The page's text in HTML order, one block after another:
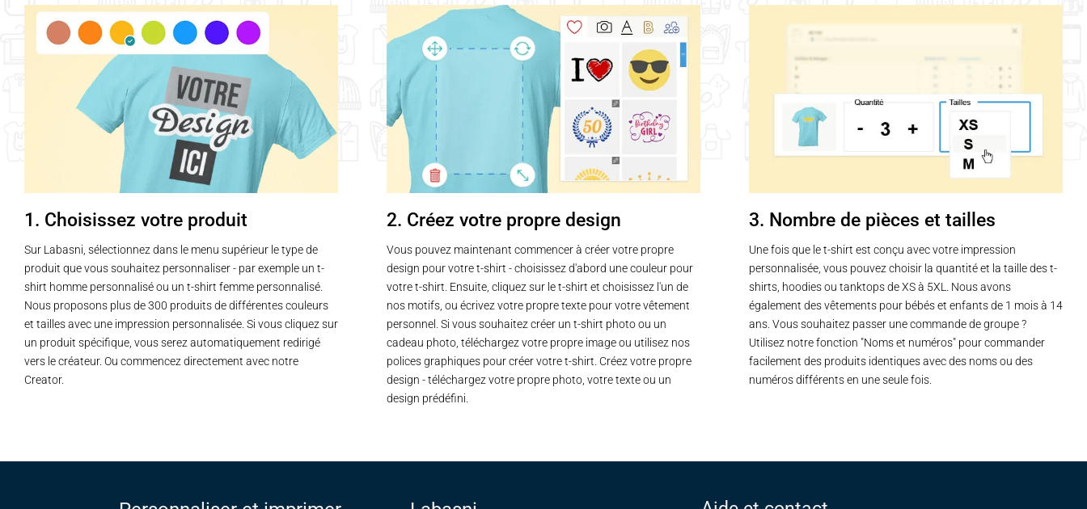
1. Choisissez votre produit
Sur Labasni, sélectionnez dans le menu supérieur le type de
produit que vous souhaitez personnaliser - par exemple un t-
shirt homme personnalisé ou un t-shirt femme personnalisé.
Nous proposons plus de 300 produits de différentes couleurs
et tailles avec une impression personnalisée. Si vous cliquez sur
un produit spécifique, vous serez automatiquement redirigé
vers le créateur. Ou commencez directement avec notre
Creator.
2. Créez votre propre design
Vous pouvez maintenant commencer à créer votre propre
design pour votre t-shirt - choisissez d'abord une couleur pour
votre t-shirt. Ensuite, cliquez sur le t-shirt et choisissez l'un de
nos motifs, ou écrivez votre propre texte pour votre vêtement
personnel. Si vous souhaitez créer un t-shirt photo ou un
cadeau photo, téléchargez votre propre image ou utilisez nos
polices graphiques pour créer votre t-shirt. Créez votre propre
design - téléchargez votre propre photo, votre texte ou un
design prédéfini.
3. Nombre de pièces et tailles
Une fois que le t-shirt est conçu avec votre impression
personnalisée, vous pouvez choisir la quantité et la taille des t-
shirts, hoodies ou tanktops de XS à 5XL. Nous avons
également des vêtements pour bébés et enfants de 1 mois à 14
ans. Vous souhaitez passer une commande de groupe ?
Utilisez notre fonction "Noms et numéros" pour commander
facilement des produits identiques avec des noms ou des
numéros différents en une seule fois.